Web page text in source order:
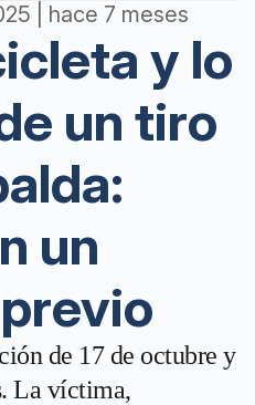
| hace 7 meses
y lo
un tiro
un
de 17 de octubre y
La víctima,